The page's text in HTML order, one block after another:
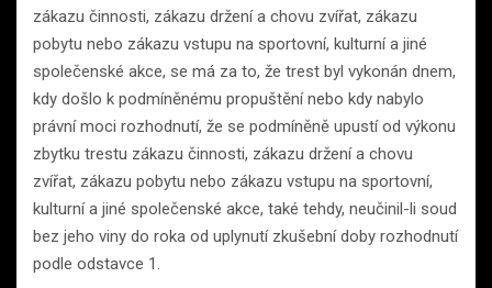
zákazu činnosti, zákazu držení a chovu zvířat, zákazu
pobytu nebo zákazu vstupu na sportovní, kulturní a jiné
společenské akce, se má za to, že trest byl vykonán dnem,
kdy došlo k podmíněnému propuštění nebo kdy nabylo
právní moci rozhodnutí, že se podmíněně upustí od výkonu
zbytku trestu zákazu činnosti, zákazu držení a chovu
zvířat, zákazu pobytu nebo zákazu vstupu na sportovní,
kulturní a jiné společenské akce, také tehdy, neučinil-li soud
bez jeho viny do roka od uplynutí zkušební doby rozhodnutí
podle odstavce 1.